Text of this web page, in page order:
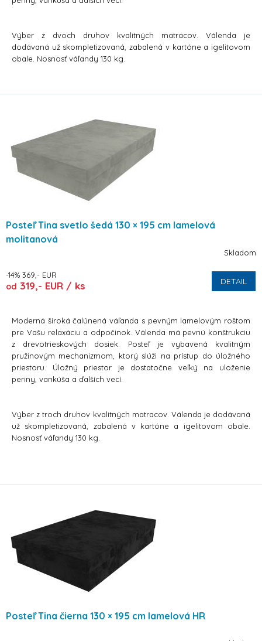
Výber z dvoch druhov kvalitných matracov. Válenda je
dodávaná už skompletizovaná, zabalená v kartóne a igelitovom
obale. Nosnosť váľandy 130 kg.
Posteľ Tina svetlo šedá 130 × 195 cm lamelová
molitanová
Skladom
-14% 369,- EUR
od 319,- EUR / ks DETAIL
Moderná široká čalúnená váľanda s pevným lamelovým roštom
pre Vašu relaxáciu a odpočinok. Válenda má pevnú konštrukciu
z drevotrieskových dosiek. Posteľ je vybavená kvalitným
pružinovým mechanizmom, ktorý slúži na prístup do úložného
priestoru. Úložný priestor je dostatočne veľký na uloženie
periny, vankúša a ďalších vecí.
Výber z troch druhov kvalitných matracov. Válenda je dodávaná
už skompletizovaná, zabalená v kartóne a igelitovom obale.
Nosnosť váľandy 130 kg.
Posteľ Tina čierna 130 × 195 cm lamelová HR